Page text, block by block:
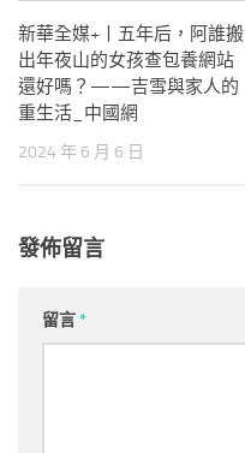
新華全媒+丨五年后，阿誰搬
出年夜山的女孩查包養網站
還好嗎？——吉雪與家人的
重生活_中國網
2024 年 6 月 6 日
發佈留言
留言*